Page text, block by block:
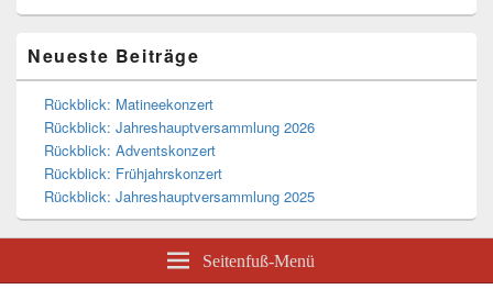
Neueste Beiträge
Rückblick: Matineekonzert
Rückblick: Jahreshauptversammlung 2026
Rückblick: Adventskonzert
Rückblick: Frühjahrskonzert
Rückblick: Jahreshauptversammlung 2025
Seitenfuß-Menü